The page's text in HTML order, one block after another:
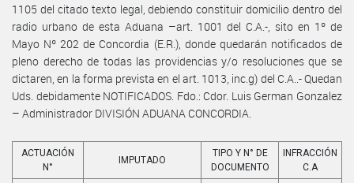
1105 del citado texto legal, debiendo constituir domicilio dentro del
radio urbano de esta Aduana –art. 1001 del C.A.-, sito en 1º de
Mayo Nº 202 de Concordia (E.R.), donde quedarán notificados de
pleno derecho de todas las providencias y/o resoluciones que se
dictaren, en la forma prevista en el art. 1013, inc.g) del C.A..- Quedan
Uds. debidamente NOTIFICADOS. Fdo.: Cdor. Luis German Gonzalez
– Administrador DIVISIÓN ADUANA CONCORDIA.
ACTUACIÓN
N°
IMPUTADO
TIPO Y N° DE
DOCUMENTO
INFRACCIÓN
C.A